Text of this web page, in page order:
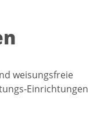
weisungsfreie
Einrichtungen